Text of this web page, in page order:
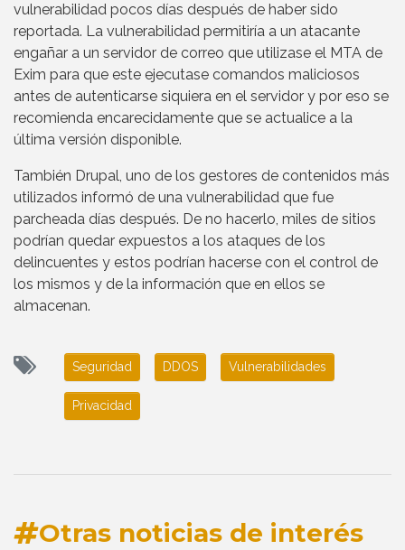
vulnerabilidad pocos días después de haber sido
reportada. La vulnerabilidad permitiría a un atacante
engañar a un servidor de correo que utilizase el MTA de
Exim para que este ejecutase comandos maliciosos
antes de autenticarse siquiera en el servidor y por eso se
recomienda encarecidamente que se actualice a la
última versión disponible.
También Drupal, uno de los gestores de contenidos más
utilizados informó de una vulnerabilidad que fue
parcheada días después. De no hacerlo, miles de sitios
podrían quedar expuestos a los ataques de los
delincuentes y estos podrían hacerse con el control de
los mismos y de la información que en ellos se
almacenan.
Seguridad DDOS Vulnerabilidades
Privacidad
Otras noticias de interés